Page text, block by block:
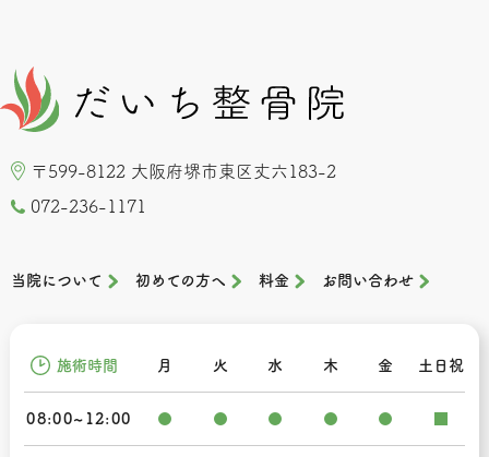
〒599-8122 大阪府堺市東区丈六183-2
072-236-1171
当院について 初めての方へ 料金 お問い合わせ
施術時間 月 火 水 木 金 土日祝
08:00~12:00